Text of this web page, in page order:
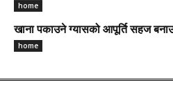
home
खाना पकाउने ग्यासको आपूर्ति सहज
home